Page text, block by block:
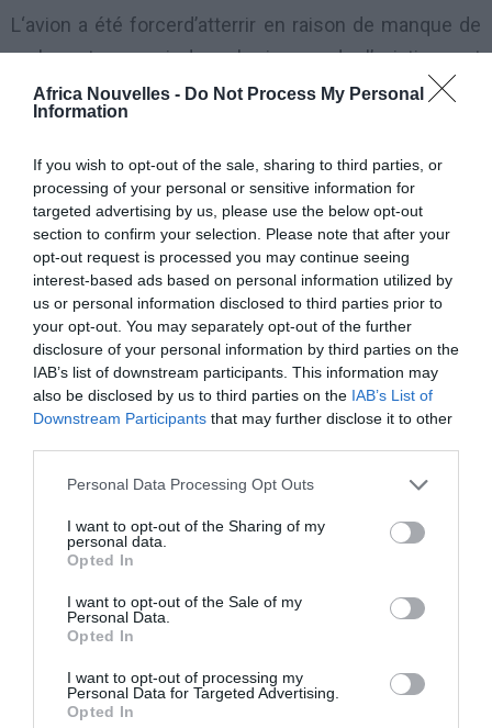
Africa Nouvelles - Do Not Process My Personal
Information
If you wish to opt-out of the sale, sharing to third parties, or
processing of your personal or sensitive information for
targeted advertising by us, please use the below opt-out
section to confirm your selection. Please note that after your
opt-out request is processed you may continue seeing
interest-based ads based on personal information utilized by
us or personal information disclosed to third parties prior to
your opt-out. You may separately opt-out of the further
disclosure of your personal information by third parties on the
IAB’s list of downstream participants. This information may
also be disclosed by us to third parties on the IAB’s List of
Downstream Participants that may further disclose it to other
Personal Data Processing Opt Outs
I want to opt-out of the Sharing of my
personal data.
Opted In
I want to opt-out of the Sale of my
Personal Data.
Opted In
I want to opt-out of processing my
Personal Data for Targeted Advertising.
Opted In
L‘avion a été forcerd’atterrir en raison de manque de
carburant, ce qui dans le jargon de l’aviation est
affirmé «escale technique» informe une source
sécuritaire au journal nigérian LEADERSHIP (en
anglais). Après des contrôles effectués par les
agents de sécurité aéroportuaire, il s’est révélé qu’il
était bien équipé avec deux hélicoptères, des lances
de roquettes, de longues boîtes remplies des fusils et
une cache d’armes à feu. D’autres contenus trouvés
dans l’avion mis en fourrière comprenaient une
véhicule Ford tout terrain, un Bazooka, des
mitrailleuses, etc.
Lors de l’interrogatoire, l’équipage composé de 5
hommes d‘origine ukrainienne, ont dit décoller de
vers N’Djamena, la capitale tchadienne. C’est ce qui
attira la curiosité des autorités aéroportuaires.
En principe, l’avion n’avait pas à passer par le Nigeria,
si vraiment il était de Bangui, l’itinéraire idéal aurait été
pour l’avion de passer à travers le Soudan puis au